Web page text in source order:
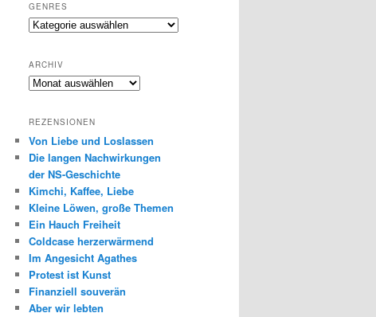
GENRES
Genres
ARCHIV
Archiv
REZENSIONEN
Von Liebe und Loslassen
Die langen Nachwirkungen
der NS-Geschichte
Kimchi, Kaffee, Liebe
Kleine Löwen, große Themen
Ein Hauch Freiheit
Coldcase herzerwärmend
Im Angesicht Agathes
Protest ist Kunst
Finanziell souverän
Aber wir lebten